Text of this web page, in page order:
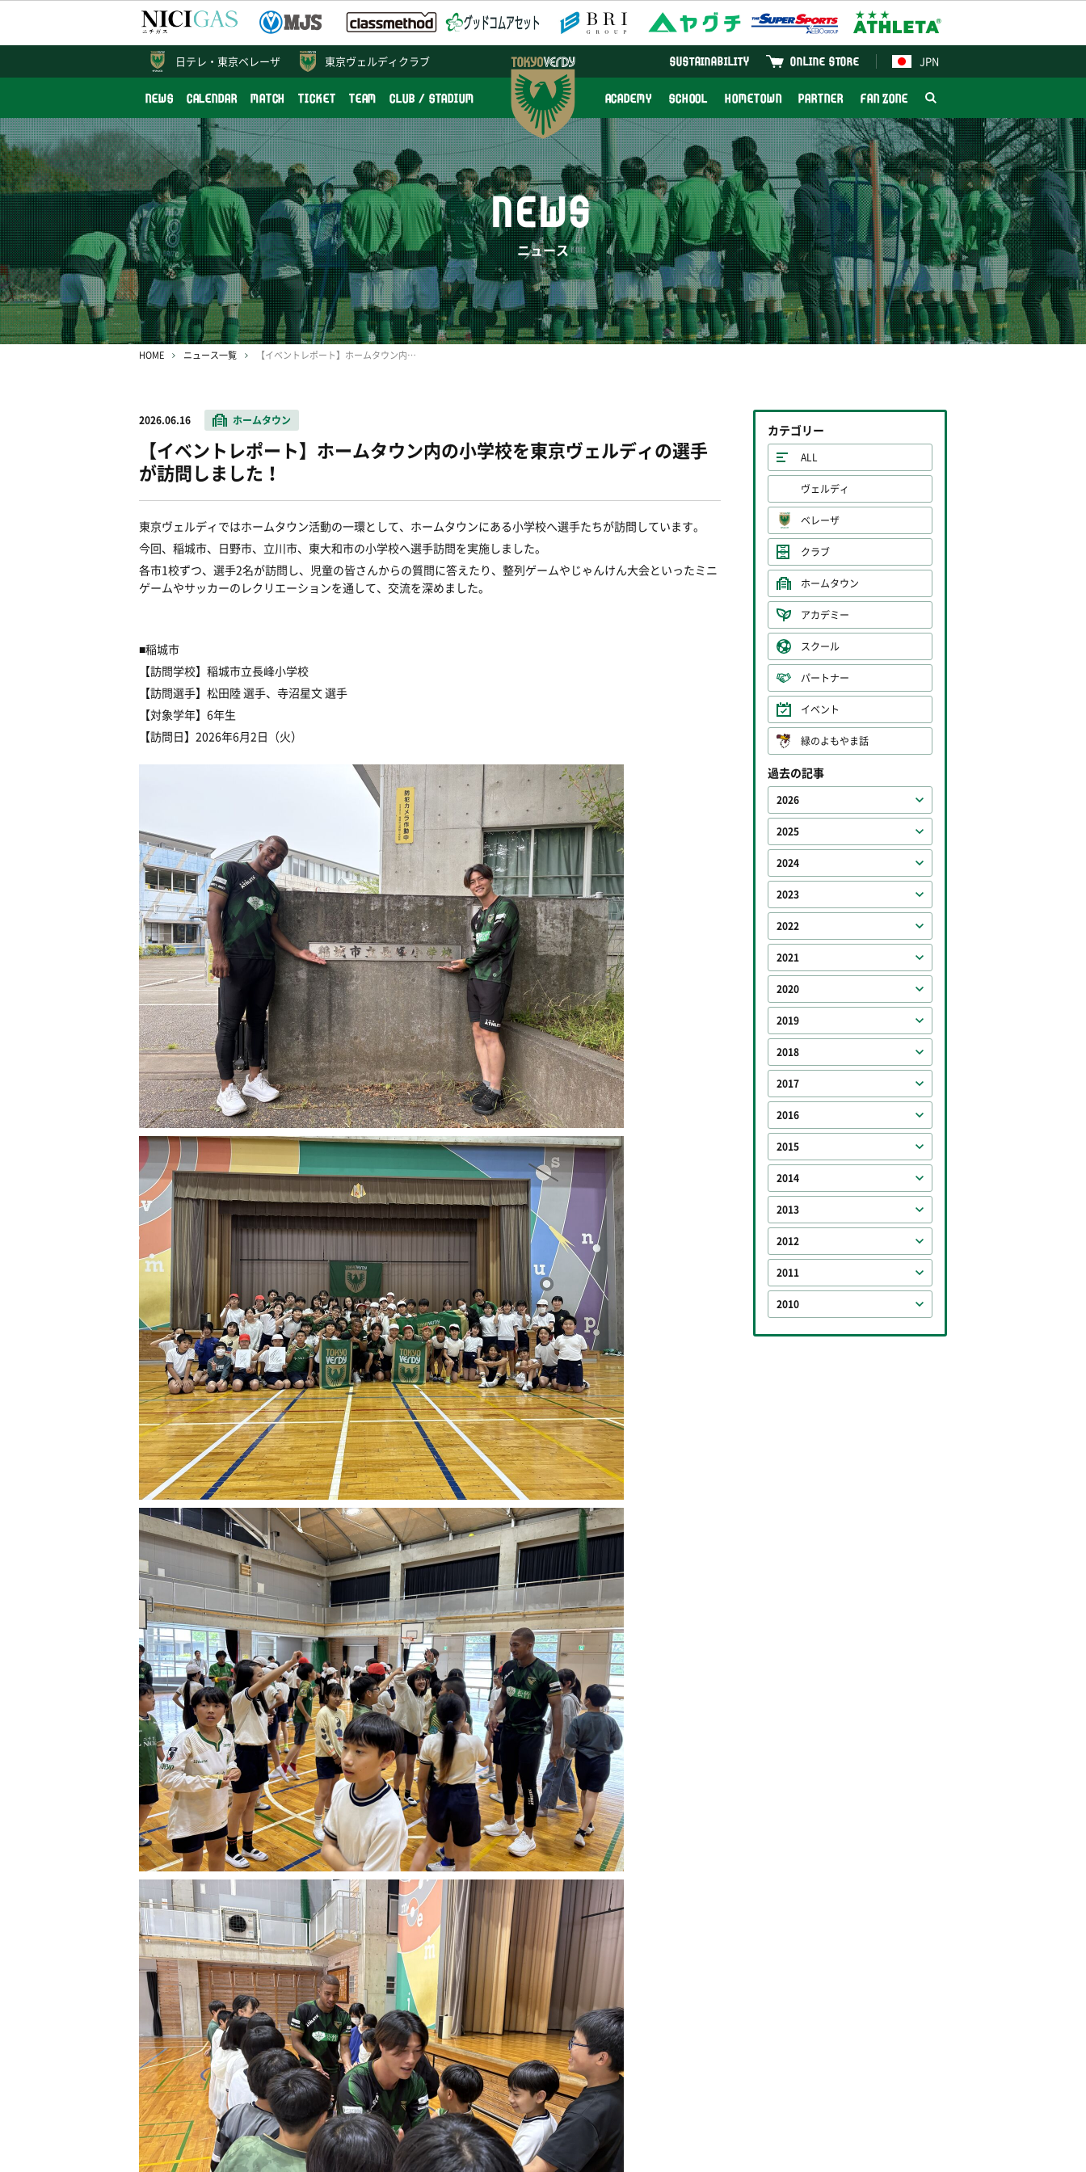
東京ヴェルディクラブ JPN
ONLINE STORE
SUSTAINABILITY
NEWS CALENDAR MATCH TICKET TEAM CLUB / STADIUM ACADEMY SCHOOL HOMETOWN PARTNER FAN ZONE
日テレ・ 東京ベレーザ
NEWS
ニュース
HOME ニュース一覧 【イベントレポート】ホームタウン内の小学校を東京ヴェルディの選手が訪問しました！
2026.06.16 ホームタウン
【イベントレポート】ホームタウン内の小学校を東京ヴェルディの選手
が訪問しました！
東京ヴェルディではホームタウン活動の一環として、ホームタウンにある小学校へ選手たちが訪問しています。
今回、稲城市、日野市、立川市、東大和市の小学校へ選手訪問を実施しました。
各市1校ずつ、選手2名が訪問し、児童の皆さんからの質問に答えたり、整列ゲームやじゃんけん大会といったミニ
ゲームやサッカーのレクリエーションを通して、交流を深めました。
■稲城市
【訪問学校】稲城市立長峰小学校
【訪問選手】松田陸 選手、寺沼星文 選手
【対象学年】6年生
【訪問日】2026年6月2日（火）
カテゴリー
ALL
ヴェルディ
ベレーザ
クラブ
ホームタウン
アカデミー
スクール
パートナー
イベント
緑のよもやま話
過去の記事
2026
2025
2024
2023
2022
2021
2020
2019
2018
2017
2016
2015
2014
2013
2012
2011
2010